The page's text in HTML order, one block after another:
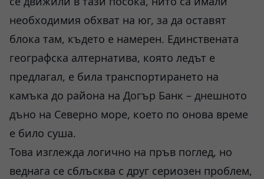
необходимия обхват на юг, за да оставят
блока там, където е намерен. Единствената
географска алтернатива, която ледът е
предлагал, е била транспортирането на
камъка до района на Догър Банк – днешното
дъно на Северно море, което по онова време
е било суша.
Това изглежда логично на пръв поглед, но
веднага се сблъсква с друг сериозен проблем,